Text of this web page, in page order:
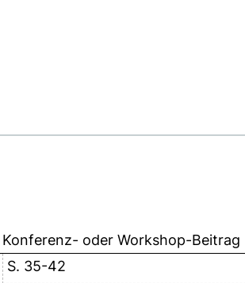
Konferenz- oder Workshop-Beitrag
S. 35-42